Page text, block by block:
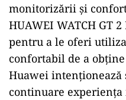
monitorizării și
HUAWEI WATCH GT
pentru a le oferi
confortabil de a
Huawei intenționează
continuare